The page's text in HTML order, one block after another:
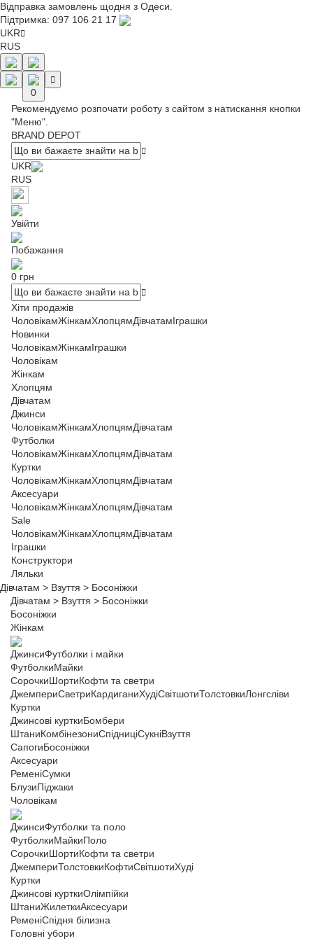
Відправка замовлень щодня з Одеси.
Підтримка: 097 106 21 17
UKR
RUS
0
Рекомендуємо розпочати роботу з сайтом з натискання кнопки
"Меню".
BRAND DEPOT
UKR
RUS
Увійти
Побажання
0 грн
Хіти продажів
ЧоловікамЖінкамХлопцямДівчатамІграшки
Новинки
ЧоловікамЖінкамІграшки
Чоловікам
Жінкам
Хлопцям
Дівчатам
Джинси
ЧоловікамЖінкамХлопцямДівчатам
Футболки
ЧоловікамЖінкамХлопцямДівчатам
Куртки
ЧоловікамЖінкамХлопцямДівчатам
Аксесуари
ЧоловікамЖінкамХлопцямДівчатам
Sale
ЧоловікамЖінкамХлопцямДівчатам
Іграшки
Конструктори
Ляльки
Дівчатам > Взуття > Босоніжки
Дівчатам > Взуття > Босоніжки
Босоніжки
Жінкам
ДжинсиФутболки і майки
ФутболкиМайки
СорочкиШортиКофти та светри
ДжемпериСветриКардиганиХудіСвітшотиТолстовкиЛонгсліви
Куртки
Джинсові курткиБомбери
ШтаниКомбінезониСпідниціСукніВзуття
СапогиБосоніжки
Аксесуари
РеменіСумки
БлузиПіджаки
Чоловікам
ДжинсиФутболки та поло
ФутболкиМайкиПоло
СорочкиШортиКофти та светри
ДжемпериТолстовкиКофтиСвітшотиХуді
Куртки
Джинсові курткиОлімпійки
ШтаниЖилеткиАксесуари
РеменіСпідня білизна
Головні убори